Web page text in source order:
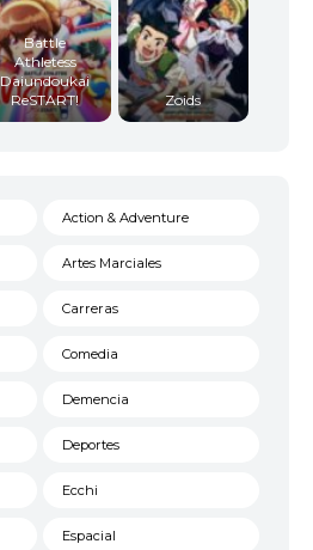
Battle
Athletess
Daiundoukai
ReSTART!
Zoids
Action & Adventure
Artes Marciales
Carreras
Comedia
Demencia
Deportes
Ecchi
Espacial